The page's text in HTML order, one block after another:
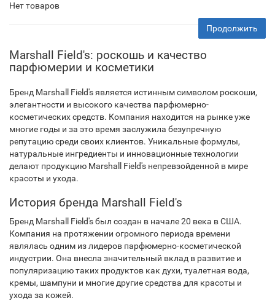
Нет товаров
Продолжить
Marshall Field's: роскошь и качество
парфюмерии и косметики
Бренд Marshall Field's является истинным символом роскоши,
элегантности и высокого качества парфюмерно-
косметических средств. Компания находится на рынке уже
многие годы и за это время заслужила безупречную
репутацию среди своих клиентов. Уникальные формулы,
натуральные ингредиенты и инновационные технологии
делают продукцию Marshall Field's непревзойденной в мире
красоты и ухода.
История бренда Marshall Field's
Бренд Marshall Field's был создан в начале 20 века в США.
Компания на протяжении огромного периода времени
являлась одним из лидеров парфюмерно-косметической
индустрии. Она внесла значительный вклад в развитие и
популяризацию таких продуктов как духи, туалетная вода,
кремы, шампуни и многие другие средства для красоты и
ухода за кожей.